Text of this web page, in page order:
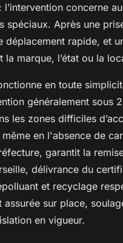
l’intervention concerne
spéciaux. Après une
déplacement rapide, et
la marque, l’état ou la
en toute
généralement sous
les zones difficiles
en l'absence de
garantit la
délivrance du
et recyclage
sur place,
en vigueur.